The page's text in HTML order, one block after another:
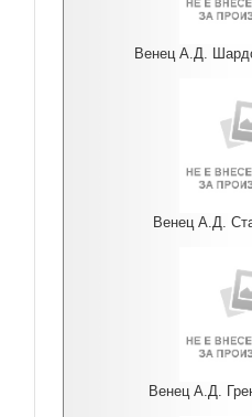
Венец А.Д.
Венец А.Д.
Венец А.Д.